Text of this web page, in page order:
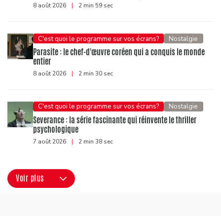
8 août 2026 | 2 min 59 sec
C'est quoi le programme sur vos écrans? Nostalgie
Parasite : le chef-d'œuvre coréen qui a conquis le monde
entier
8 août 2026 | 2 min 30 sec
C'est quoi le programme sur vos écrans? Nostalgie
Severance : la série fascinante qui réinvente le thriller
psychologique
7 août 2026 | 2 min 38 sec
Voir plus